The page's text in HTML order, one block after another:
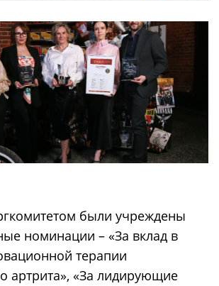
были учреждены
номинации – «За вклад в
терапии
артрита», «За лидирующие